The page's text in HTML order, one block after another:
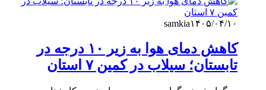
samkia۱۴۰۵/۰۴/۱۰
کاهش دمای هوا به زیر ۱۰ درجه در
تابستان؛ سیلاب در کمین ۷ استان